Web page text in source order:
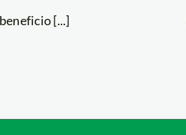
[...]